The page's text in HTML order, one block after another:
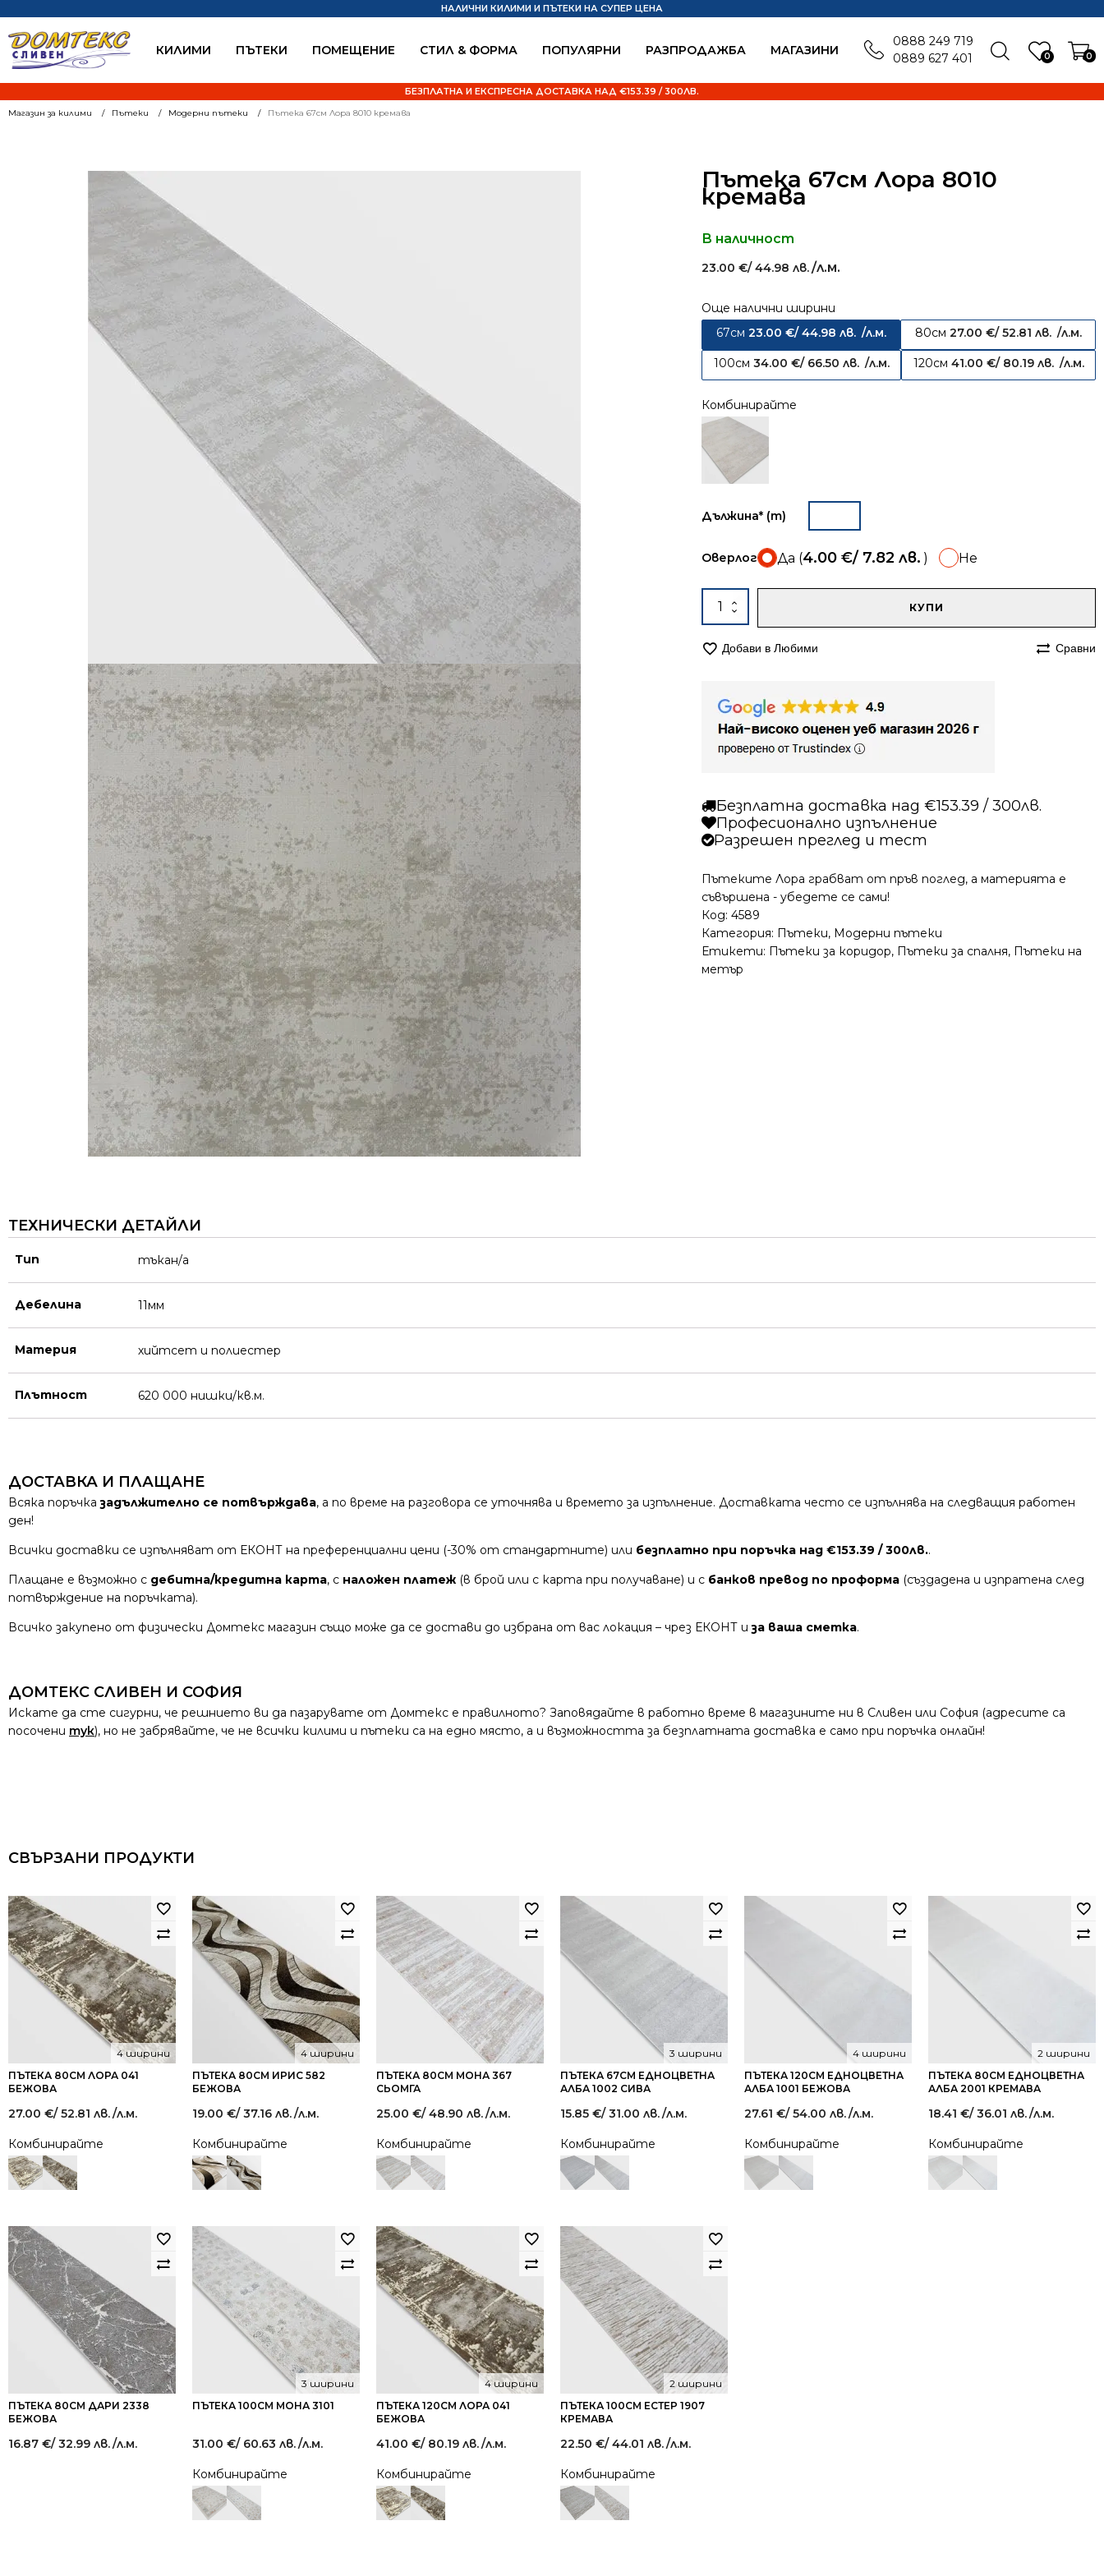
КИЛИМИ ПЪТЕКИ ПОМЕЩЕНИЕ СТИЛ & ФОРМА ПОПУЛЯРНИ РАЗПРОДАЖБА MАГАЗИНИ 0 0
НАЛИЧНИ КИЛИМИ И ПЪТЕКИ НА СУПЕР ЦЕНА
БЕЗПЛАТНА И ЕКСПРЕСНА ДОСТАВКА НАД €153.39 / 300ЛВ.
0888 249 719
0889 627 401
Магазин за килими Пътеки Модерни пътеки Пътека 67см Лора 8010 кремава
Пътека 67см Лора 8010
кремава
В наличност
23.00€/ 44.98 лв./л.м.
Още налични ширини
67см 23.00 €/ 44.98 лв. /л.м. 80см 27.00 €/ 52.81 лв. /л.м.
100см 34.00 €/ 66.50 лв. /л.м. 120см 41.00 €/ 80.19 лв. /л.м.
Комбинирайте
Дължина* (m)
Оверлог Да (4.00€/ 7.82 лв. ) Не
количество
за
67см
кремава
КУПИ
Добави в Любими Сравни
Безплатна доставка над €153.39 / 300лв.
Професионално изпълнение
Разрешен преглед и тест
Пътеките Лора грабват от пръв поглед, а материята е
съвършена - убедете се сами!
Код:4589
Категория: Пътеки, Модерни пътеки
Етикети: Пътеки за коридор, Пътеки за спалня, Пътеки на
метър
ТЕХНИЧЕСКИ ДЕТАЙЛИ
Тип тъкан/а
Дебелина 11мм
Материя хийтсет и полиестeр
Плътност 620 000 нишки/кв.м.
ДОСТАВКА И ПЛАЩАНЕ
Всяка поръчказадължително се потвърждава, а по време на разговора се уточнява и времето за изпълнение. Доставката често се изпълнява на следващия работен
ден!
Всички доставки се изпълняват от ЕКОНТ на преференциални цени (-30% от стандартните) или безплатно при поръчка над €153.39 / 300лв..
Плащане е възможно с дебитна/кредитна карта, с наложен платеж (в брой или с карта при получаване) и с банков превод по проформа (създадена и изпратена след
потвърждение на поръчката).
Всичко закупено от физически Домтекс магазин също може да се достави до избрана от вас локация – чрез ЕКОНТ иза ваша сметка.
ДОМТЕКС СЛИВЕН И СОФИЯ
Искате да сте сигурни, че решнието ви да пазарувате от Домтекс е правилното? Заповядайте в работно време в магазините ни в Сливен или София (адресите са
посочени тук), но не забрявайте, че не всички килими и пътеки са на едно място, а и възможността за безплатната доставка е само при поръчка онлайн!
СВЪРЗАНИ ПРОДУКТИ
ПЪТЕКА 80СМ ЛОРА 041
БЕЖОВА
4 ширини
27.00 €/ 52.81 лв./л.м.
Комбинирайте
ПЪТЕКА 80СМ ИРИС 582
БЕЖОВА
4 ширини
19.00 €/ 37.16 лв./л.м.
Комбинирайте
ПЪТЕКА 80СМ МОНА 367
СЬОМГА
25.00 €/ 48.90 лв./л.м.
Комбинирайте
ПЪТЕКА 67СМ ЕДНОЦВЕТНА
АЛБА 1002 СИВА
3 ширини
15.85 €/ 31.00 лв./л.м.
Комбинирайте
ПЪТЕКА 120СМ ЕДНОЦВЕТНА
АЛБА 1001 БЕЖОВА
4 ширини
27.61 €/ 54.00 лв./л.м.
Комбинирайте
ПЪТЕКА 80СМ ЕДНОЦВЕТНА
АЛБА 2001 КРЕМАВА
2 ширини
18.41 €/ 36.01 лв./л.м.
Комбинирайте
ПЪТЕКА 80СМ ДАРИ 2338
БЕЖОВА
16.87 €/ 32.99 лв./л.м.
ПЪТЕКА 100СМ МОНА 3101
3 ширини
31.00 €/ 60.63 лв./л.м.
Комбинирайте
ПЪТЕКА 120СМ ЛОРА 041
БЕЖОВА
4 ширини
41.00 €/ 80.19 лв./л.м.
Комбинирайте
ПЪТЕКА 100СМ ЕСТЕР 1907
КРЕМАВА
2 ширини
22.50 €/ 44.01 лв./л.м.
Комбинирайте